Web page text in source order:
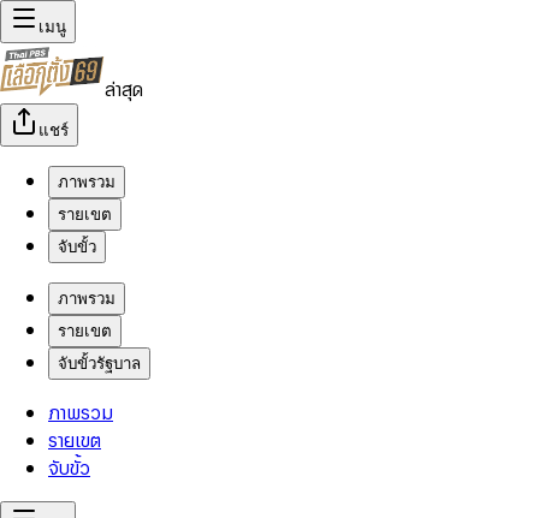
เมนู
ล่าสุด
แชร์
ภาพรวม
รายเขต
จับขั้ว
ภาพรวม
รายเขต
จับขั้วรัฐบาล
ภาพรวม
รายเขต
จับขั้ว